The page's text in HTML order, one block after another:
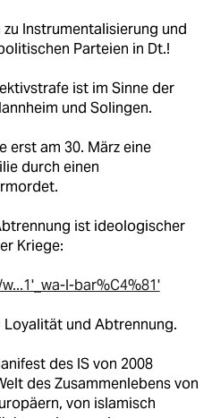
zu Instrumentalisierung und
Parteien in Dt.!
ist im Sinne der
und Solingen.
erst am 30. März eine
durch einen
ist ideologischer
Kriege:
l-bar%C4%81'
Loyalität und Abtrennung.
des IS von 2008
des Zusammenlebens von
von islamisch